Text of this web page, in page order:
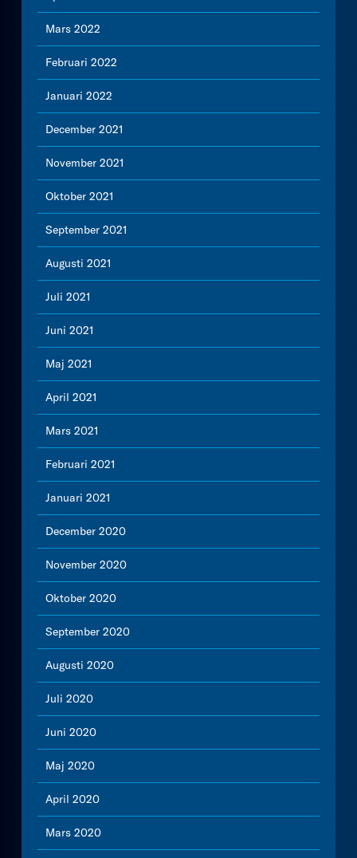
Mars 2022
Februari 2022
Januari 2022
December 2021
November 2021
Oktober 2021
September 2021
Augusti 2021
Juli 2021
Juni 2021
Maj 2021
April 2021
Mars 2021
Februari 2021
Januari 2021
December 2020
November 2020
Oktober 2020
September 2020
Augusti 2020
Juli 2020
Juni 2020
Maj 2020
April 2020
Mars 2020